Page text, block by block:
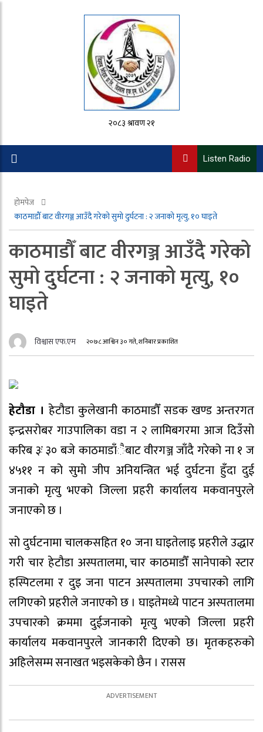
२०८३ श्रावण २१
Listen Radio
होमपेज
काठमाडौँ बाट वीरगञ्ज आउँदै गरेको सुमो दुर्घटना : २ जनाको मृत्यु, १० घाइते
काठमाडौँ बाट वीरगञ्ज आउँदै गरेको
सुमो दुर्घटना : २ जनाको मृत्यु, १०
घाइते
विश्वास एफ.एम २०७८ आश्विन ३० गते, शनिबार प्रकाशित
हेटौडा ।हेटौडा कुलेखानी काठमाडौँ सडक खण्ड अन्तरगत
इन्द्रसरोबर गाउपालिका वडा न २ लामिबगरमा आज दिउँसो
करिब ३ः ३० बजे काठमाडाँैबाट वीरगञ्ज जाँदै गरेको ना १ ज
४५११ न को सुमो जीप अनियन्त्रित भई दुर्घटना हुँदा दुई
जनाको मृत्यु भएको जिल्ला प्रहरी कार्यालय मकवानपुरले
जनाएको छ ।
सो दुर्घटनामा चालकसहित १० जना घाइतेलाइ प्रहरीले उद्धार
गरी चार हेटौडा अस्पतालमा, चार काठमाडौँ सानेपाको स्टार
हस्पिटलमा र दुइ जना पाटन अस्पतालमा उपचारको लागि
लगिएको प्रहरीले जनाएको छ । घाइतेमध्ये पाटन अस्पतालमा
उपचारको क्रममा दुईजनाको मृत्यु भएको जिल्ला प्रहरी
कार्यालय मकवानपुरले जानकारी दिएको छ। मृतकहरुको
अहिलेसम्म सनाखत भइसकेको छैन । रासस